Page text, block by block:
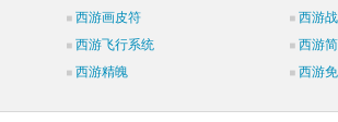
西游画皮符
西游
西游飞行系统
西游
西游精魄 西游